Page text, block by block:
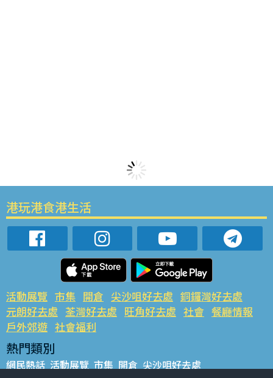
港玩港食港生活
活動展覽 市集 開倉 尖沙咀好去處 銅鑼灣好去處
元朗好去處 荃灣好去處 旺角好去處 社會 餐廳情報
戶外郊遊 社會福利
熱門類別
網民熱話 活動展覽 市集 開倉 尖沙咀好去處